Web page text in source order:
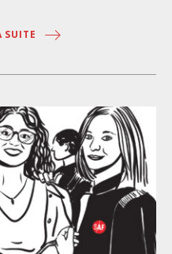
dans les locaux de
retenues et
aux règles
d’avocat. Ainsi,
les personnes retenues,
téléphonique
présence de l’avocat
qu’à titre exceptionnel),
SUITE